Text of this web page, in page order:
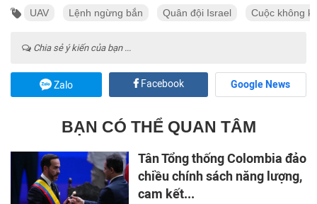
UAV Lệnh ngừng bắn Quân đội Israel Cuộc không
Chia sẻ ý kiến của bạn ...
Zalo Facebook Google News
BẠN CÓ THỂ QUAN TÂM
Tân Tổng thống Colombia đảo
chiều chính sách năng lượng,
cam kết...